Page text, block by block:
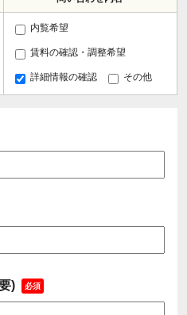
内覧希望
賃料の確認・調整希望
詳細情報の確認 その他
) 必須